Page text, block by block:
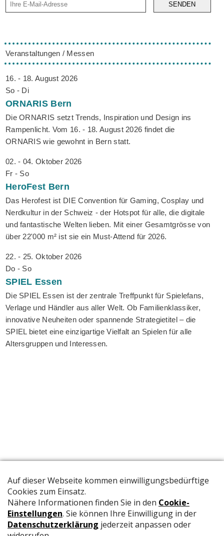
SENDEN
Veranstaltungen / Messen
16. - 18. August 2026
So - Di
ORNARIS Bern
Die ORNARIS setzt Trends, Inspiration und Design ins
Rampenlicht. Vom 16. - 18. August 2026 findet die
ORNARIS wie gewohnt in Bern statt.
02. - 04. Oktober 2026
Fr - So
HeroFest Bern
Das Herofest ist DIE Convention für Gaming, Cosplay und
Nerdkultur in der Schweiz - der Hotspot für alle, die digitale
und fantastische Welten lieben. Mit einer Gesamtgrösse von
über 22'000 m² ist sie ein Must-Attend für 2026.
22. - 25. Oktober 2026
Do - So
SPIEL Essen
Die SPIEL Essen ist der zentrale Treffpunkt für Spielefans,
Verlage und Händler aus aller Welt. Ob Familienklassiker,
innovative Neuheiten oder spannende Strategietitel – die
SPIEL bietet eine einzigartige Vielfalt an Spielen für alle
Altersgruppen und Interessen.